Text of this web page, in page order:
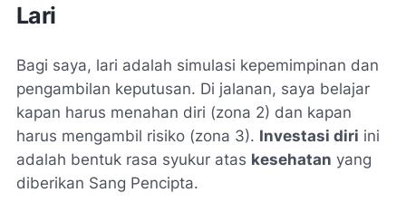
Lari
Bagi saya, lari adalah simulasi kepemimpinan dan
pengambilan keputusan. Di jalanan, saya belajar
kapan harus menahan diri (zona 2) dan kapan
harus mengambil risiko (zona 3). Investasi diri ini
adalah bentuk rasa syukur atas kesehatan yang
diberikan Sang Pencipta.